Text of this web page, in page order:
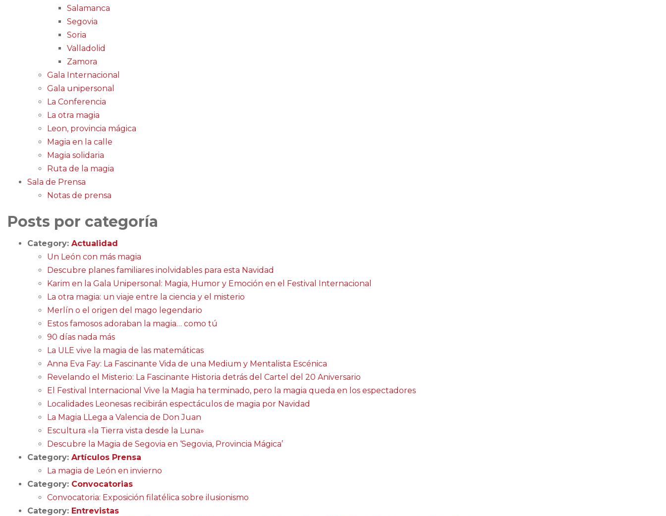
Salamanca
Segovia
Soria
Valladolid
Zamora
Gala Internacional
Gala unipersonal
La Conferencia
La otra magia
Leon, provincia mágica
Magia en la calle
Magia solidaria
Ruta de la magia
Sala de Prensa
Notas de prensa
Posts por categoría
Category: Actualidad
Un León con más magia
Descubre planes familiares inolvidables para esta Navidad
Karim en la Gala Unipersonal: Magia, Humor y Emoción en el Festival Internacional
La otra magia: un viaje entre la ciencia y el misterio
Merlín o el origen del mago legendario
Estos famosos adoraban la magia… como tú
90 días nada más
La ULE vive la magia de las matemáticas
Anna Eva Fay: La Fascinante Vida de una Medium y Mentalista Escénica
Revelando el Misterio: La Fascinante Historia detrás del Cartel del 20 Aniversario
El Festival Internacional Vive la Magia ha terminado, pero la magia queda en los espectadores
Localidades Leonesas recibirán espectáculos de magia por Navidad
La Magia LLega a Valencia de Don Juan
Escultura «la Tierra vista desde la Luna»
Descubre la Magia de Segovia en ‘Segovia, Provincia Mágica’
Category: Artículos Prensa
La magia de León en invierno
Category: Convocatorias
Convocatoria: Exposición filatélica sobre ilusionismo
Category: Entrevistas